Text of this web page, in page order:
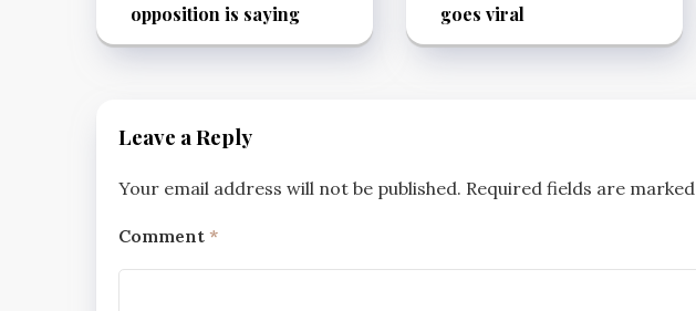
opposition is saying
goes viral
Leave a Reply
Your email address will not be published. Required fields are marked
Comment *